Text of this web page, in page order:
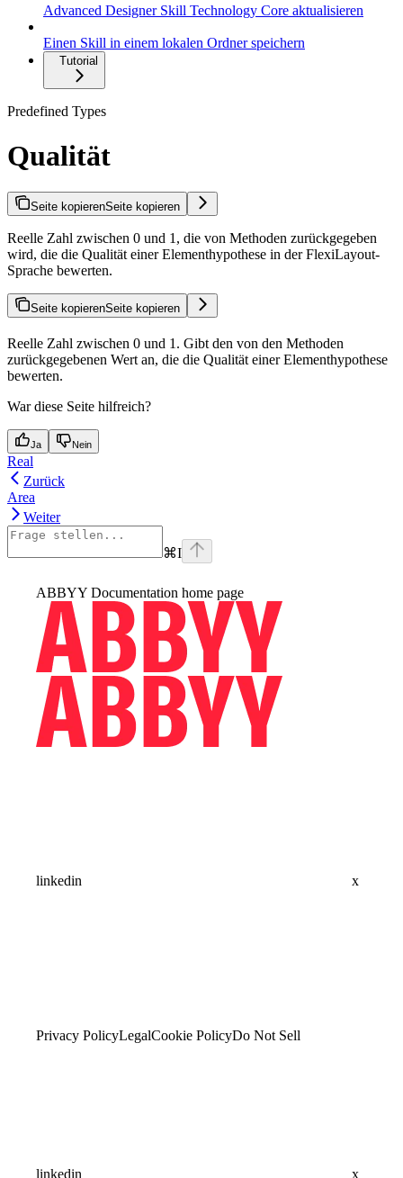
Advanced Designer Skill Technology Core aktualisieren
Einen Skill in einem lokalen Ordner speichern
Tutorial
Predefined Types
Qualität
Seite kopierenSeite kopieren
Reelle Zahl zwischen 0 und 1, die von Methoden zurückgegeben
wird, die die Qualität einer Elementhypothese in der FlexiLayout-
Sprache bewerten.
Seite kopierenSeite kopieren
Reelle Zahl zwischen 0 und 1. Gibt den von den Methoden
zurückgegebenen Wert an, die die Qualität einer Elementhypothese
bewerten.
War diese Seite hilfreich?
Ja Nein
Real
Zurück
Area
Weiter
⌘I
ABBYY Documentation home page
linkedin x
Privacy PolicyLegalCookie PolicyDo Not Sell
linkedin x